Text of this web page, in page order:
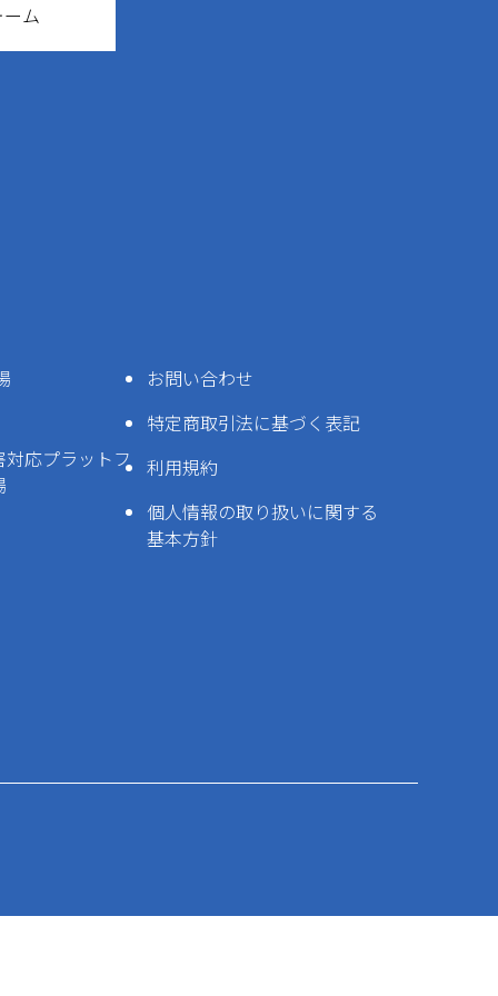
ム
応プラットフ
お問い合わせ
特定商取引法に基づく表記
利用規約
個人情報の取り扱いに関する
基本方針